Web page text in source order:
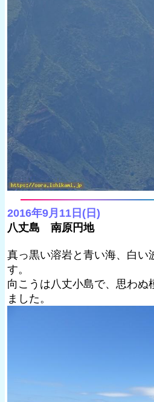
2016年9月11日(日)
八丈島 南原円地
真っ黒い溶岩と青い海、白い
す。
向こうは八丈小島で、思わぬ
ました。